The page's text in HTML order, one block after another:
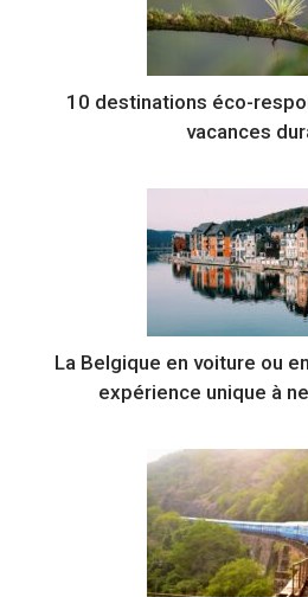
10 destinations éco-
vacances
La Belgique en voiture ou
expérience unique à